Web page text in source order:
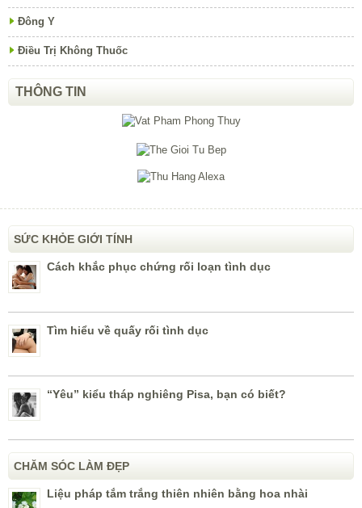
Đông Y
Điều Trị Không Thuốc
THÔNG TIN
SỨC KHỎE GIỚI TÍNH
Cách khắc phục chứng rối loạn tình dục
Tìm hiểu về quấy rối tình dục
“Yêu” kiểu tháp nghiêng Pisa, bạn có biết?
CHĂM SÓC LÀM ĐẸP
Liệu pháp tắm trắng thiên nhiên bằng hoa nhài